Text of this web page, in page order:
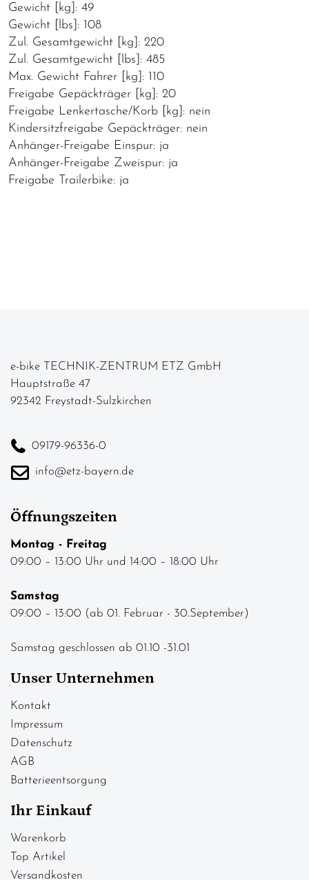
Gewicht [kg]: 49
Gewicht [lbs]: 108
Zul. Gesamtgewicht [kg]: 220
Zul. Gesamtgewicht [lbs]: 485
Max. Gewicht Fahrer [kg]: 110
Freigabe Gepäckträger [kg]: 20
Freigabe Lenkertasche/Korb [kg]: nein
Kindersitzfreigabe Gepäckträger: nein
Anhänger-Freigabe Einspur: ja
Anhänger-Freigabe Zweispur: ja
Freigabe Trailerbike: ja
e-bike TECHNIK-ZENTRUM ETZ GmbH
Hauptstraße 47
92342 Freystadt-Sulzkirchen
09179-96336-0
info@etz-bayern.de
Öffnungszeiten
Montag - Freitag
09:00 – 13:00 Uhr und 14:00 – 18:00 Uhr
Samstag
09:00 – 13:00 (ab 01. Februar - 30.September)
Samstag geschlossen ab 01.10 -31.01
Unser Unternehmen
Kontakt
Impressum
Datenschutz
AGB
Batterieentsorgung
Ihr Einkauf
Warenkorb
Top Artikel
Versandkosten